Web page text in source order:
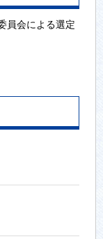
員会による選定